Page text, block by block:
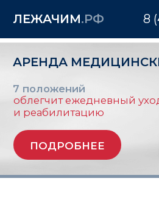
ЛЕЖАЧИМ.РФ 8 (499) 495-
АРЕНДА МЕДИЦИНСКИХ
ПОДРОБНЕЕ
7 положений
Главная - Статьи